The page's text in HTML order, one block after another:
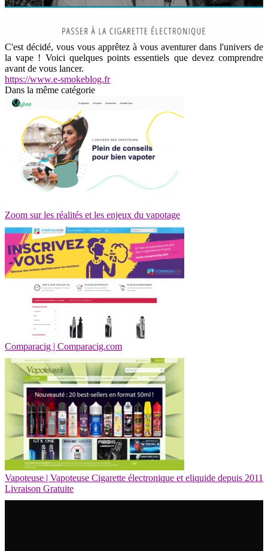
C'est décidé, vous vous apprêtez à vous aventurer dans l'univers de
la vape ! Voici quelques points essentiels que devez comprendre
avant de vous lancer.
https://www.e-smokeblog.fr
Dans la même catégorie
Zoom sur les réalités et les enjeux du vapotage
Comparacig | Comparacig.com
Vapoteuse | Vapoteuse Cigarette électroni­que et eliquide depuis 2011
Livraison Gratuite